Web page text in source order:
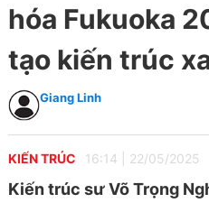
hóa Fukuoka
tạo kiến trúc
Giang Linh
KIẾN TRÚC 16:14 22/05/2025
Kiến trúc sư Võ Trọng